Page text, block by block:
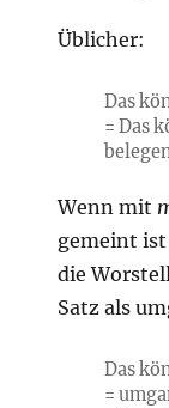
Üblicher:
Das
= Das
Wenn mit
gemeint
die
Satz als
Das
=